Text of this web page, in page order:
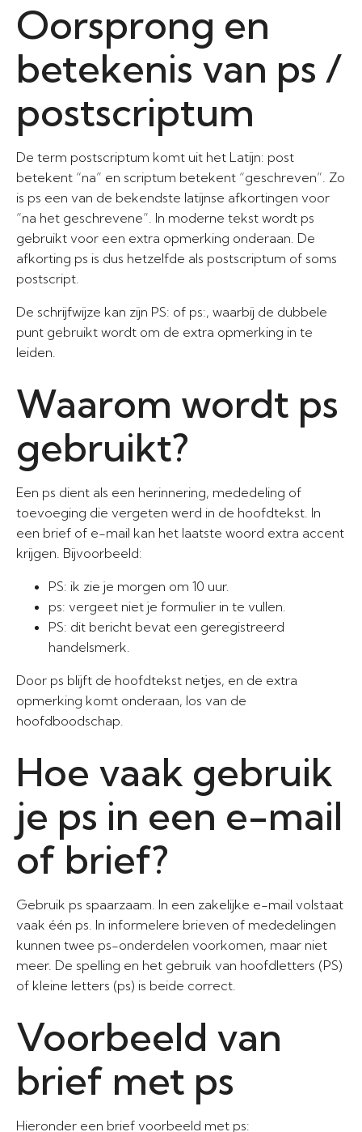
Oorsprong en
betekenis van ps /
postscriptum
De term postscriptum komt uit het Latijn: post
betekent “na” en scriptum betekent “geschreven”. Zo
is ps een van de bekendste latijnse afkortingen voor
“na het geschrevene”. In moderne tekst wordt ps
gebruikt voor een extra opmerking onderaan. De
afkorting ps is dus hetzelfde als postscriptum of soms
postscript.
De schrijfwijze kan zijn PS: of ps:, waarbij de dubbele
punt gebruikt wordt om de extra opmerking in te
leiden.
Waarom wordt ps
gebruikt?
Een ps dient als een herinnering, mededeling of
toevoeging die vergeten werd in de hoofdtekst. In
een brief of e-mail kan het laatste woord extra accent
krijgen. Bijvoorbeeld:
PS: ik zie je morgen om 10 uur.
ps: vergeet niet je formulier in te vullen.
PS: dit bericht bevat een geregistreerd
handelsmerk.
Door ps blijft de hoofdtekst netjes, en de extra
opmerking komt onderaan, los van de
hoofdboodschap.
Hoe vaak gebruik
je ps in een e-mail
of brief?
Gebruik ps spaarzaam. In een zakelijke e-mail volstaat
vaak één ps. In informelere brieven of mededelingen
kunnen twee ps-onderdelen voorkomen, maar niet
meer. De spelling en het gebruik van hoofdletters (PS)
of kleine letters (ps) is beide correct.
Voorbeeld van
brief met ps
Hieronder een brief voorbeeld met ps: